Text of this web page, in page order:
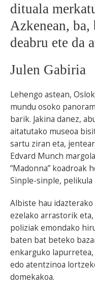
dituala
Azkenean,
deabru ete da
Julen Gabiria
Lehengo astean,
mundu osoko
barik. Jakina danez,
aitatutako museoa
sartu ziran eta,
Edvard Munch
“Madonna” koadroak
Sinple-sinple, pelikula
Albiste hau
ezelako arrastorik
poliziak emondako
baten bat beteko
enkarguko
edo atentzinoa
domekakoa.